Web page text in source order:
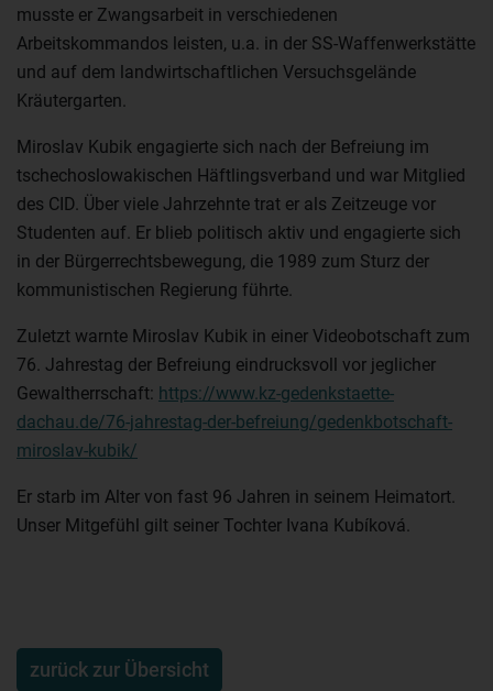
musste er Zwangsarbeit in verschiedenen
Arbeitskommandos leisten, u.a. in der SS-Waffenwerkstätte
und auf dem landwirtschaftlichen Versuchsgelände
Kräutergarten.
Miroslav Kubik engagierte sich nach der Befreiung im
tschechoslowakischen Häftlingsverband und war Mitglied
des CID. Über viele Jahrzehnte trat er als Zeitzeuge vor
Studenten auf. Er blieb politisch aktiv und engagierte sich
in der Bürgerrechtsbewegung, die 1989 zum Sturz der
kommunistischen Regierung führte.
Zuletzt warnte Miroslav Kubik in einer Videobotschaft zum
76. Jahrestag der Befreiung eindrucksvoll vor jeglicher
Gewaltherrschaft: https://www.kz-gedenkstaette-
dachau.de/76-jahrestag-der-befreiung/gedenkbotschaft-
miroslav-kubik/
Er starb im Alter von fast 96 Jahren in seinem Heimatort.
Unser Mitgefühl gilt seiner Tochter Ivana Kubíková.
zurück zur Übersicht